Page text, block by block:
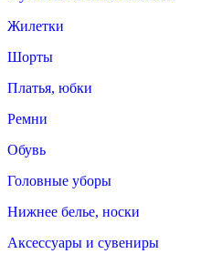
Жилетки
Шорты
Платья, юбки
Ремни
Обувь
Головные уборы
Нижнее белье, носки
Аксессуары и сувениры